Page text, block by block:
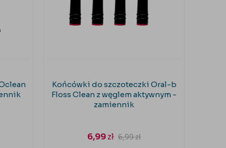
Końcówki do szczoteczki Oral-b
Floss Clean z węglem aktywnym -
zamiennik
6,99zł 6,99zł